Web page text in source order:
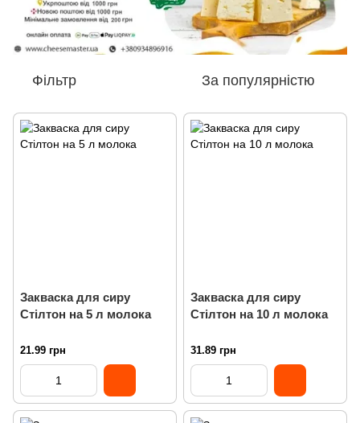
Фільтр За популярністю
Закваска для сиру
Стілтон на 5 л молока
21.99 грн
Закваска для сиру
Стілтон на 10 л молока
31.89 грн